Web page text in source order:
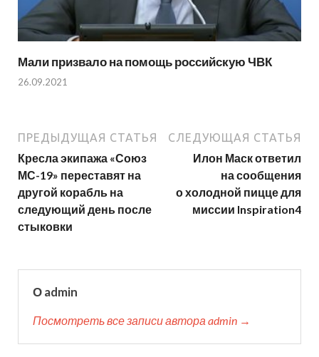
Мали призвало на помощь российскую ЧВК
26.09.2021
ПРЕДЫДУЩАЯ СТАТЬЯ
Кресла экипажа «Союз
МС-19» переставят на
другой корабль на
следующий день после
стыковки
СЛЕДУЮЩАЯ СТАТЬЯ
Илон Маск ответил
на сообщения
о холодной пицце для
миссии Inspiration4
О admin
Посмотреть все записи автора admin →